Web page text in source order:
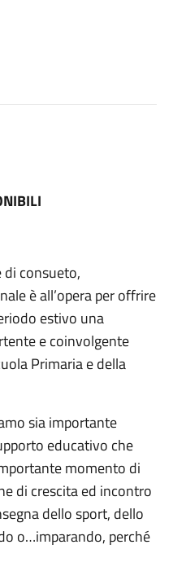
di consueto,
è all’opera per offrire
estivo una
e coinvolgente
Primaria e della
sia importante
educativo che
momento di
di crescita ed incontro
dello sport, dello
o…imparando, perché